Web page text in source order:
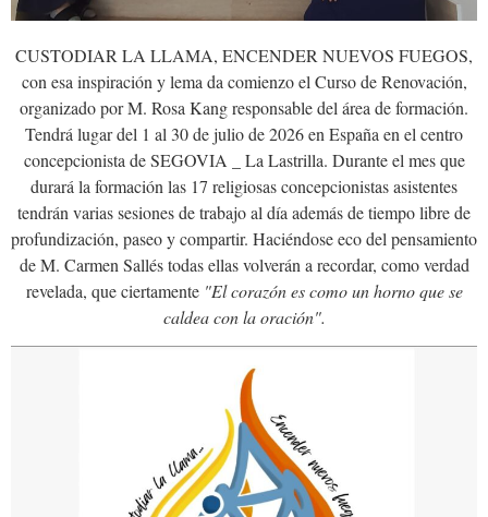
CUSTODIAR LA LLAMA, ENCENDER NUEVOS FUEGOS,
con esa inspiración y lema da comienzo el Curso de Renovación,
organizado por M. Rosa Kang responsable del área de formación.
Tendrá lugar del 1 al 30 de julio de 2026 en España en el centro
concepcionista de SEGOVIA _ La Lastrilla. Durante el mes que
durará la formación las 17 religiosas concepcionistas asistentes
tendrán varias sesiones de trabajo al día además de tiempo libre de
profundización, paseo y compartir. Haciéndose eco del pensamiento
de M. Carmen Sallés todas ellas volverán a recordar, como verdad
revelada, que ciertamente "El corazón es como un horno que se
caldea con la oración".